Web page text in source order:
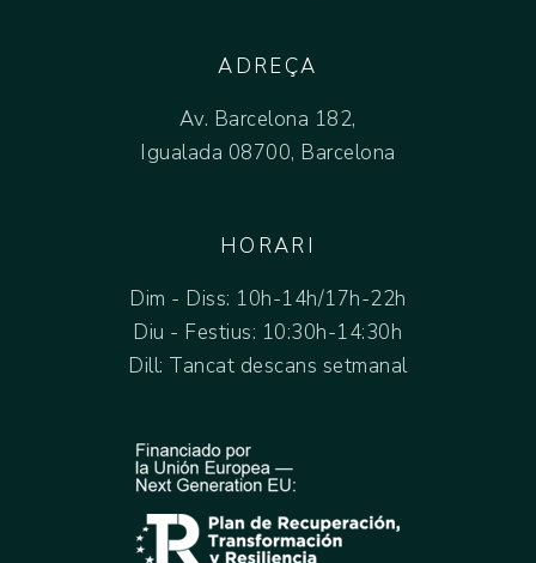
ADREÇA
Av. Barcelona 182,
Igualada 08700, Barcelona
HORARI
Dim - Diss: 10h-14h/17h-22h
Diu - Festius: 10:30h-14:30h
Dill: Tancat descans setmanal